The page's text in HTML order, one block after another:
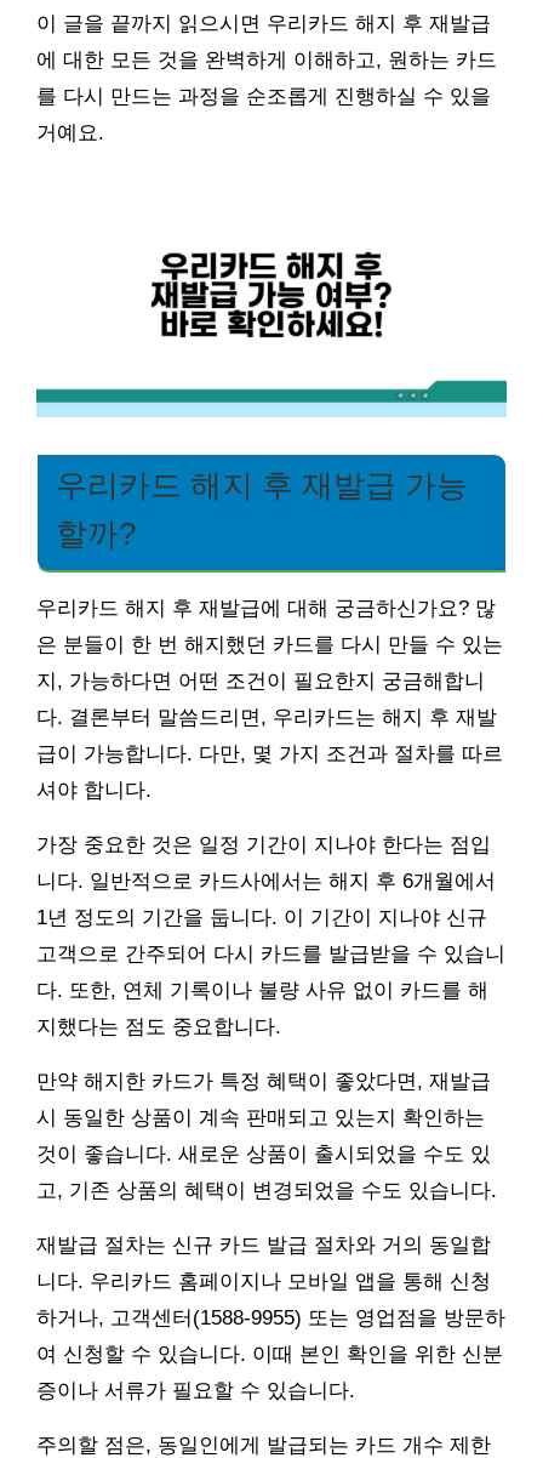
이 글을 끝까지 읽으시면 우리카드 해지 후 재발급
에 대한 모든 것을 완벽하게 이해하고, 원하는 카드
를 다시 만드는 과정을 순조롭게 진행하실 수 있을
거예요.
우리카드 해지 후 재발급 가능
할까?
우리카드 해지 후 재발급에 대해 궁금하신가요? 많
은 분들이 한 번 해지했던 카드를 다시 만들 수 있는
지, 가능하다면 어떤 조건이 필요한지 궁금해합니
다. 결론부터 말씀드리면, 우리카드는 해지 후 재발
급이 가능합니다. 다만, 몇 가지 조건과 절차를 따르
셔야 합니다.
가장 중요한 것은 일정 기간이 지나야 한다는 점입
니다. 일반적으로 카드사에서는 해지 후 6개월에서
1년 정도의 기간을 둡니다. 이 기간이 지나야 신규
고객으로 간주되어 다시 카드를 발급받을 수 있습니
다. 또한, 연체 기록이나 불량 사유 없이 카드를 해
지했다는 점도 중요합니다.
만약 해지한 카드가 특정 혜택이 좋았다면, 재발급
시 동일한 상품이 계속 판매되고 있는지 확인하는
것이 좋습니다. 새로운 상품이 출시되었을 수도 있
고, 기존 상품의 혜택이 변경되었을 수도 있습니다.
재발급 절차는 신규 카드 발급 절차와 거의 동일합
니다. 우리카드 홈페이지나 모바일 앱을 통해 신청
하거나, 고객센터(1588-9955) 또는 영업점을 방문하
여 신청할 수 있습니다. 이때 본인 확인을 위한 신분
증이나 서류가 필요할 수 있습니다.
주의할 점은, 동일인에게 발급되는 카드 개수 제한